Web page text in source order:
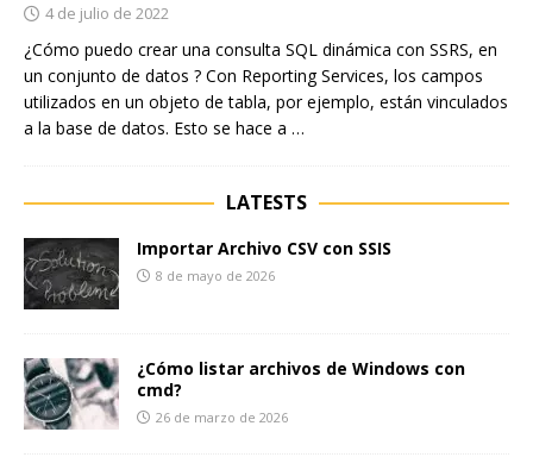
4 de julio de 2022
¿Cómo puedo crear una consulta SQL dinámica con SSRS, en
un conjunto de datos ? Con Reporting Services, los campos
utilizados en un objeto de tabla, por ejemplo, están vinculados
a la base de datos. Esto se hace a …
LATESTS
Importar Archivo CSV con SSIS
8 de mayo de 2026
¿Cómo listar archivos de Windows con
cmd?
26 de marzo de 2026